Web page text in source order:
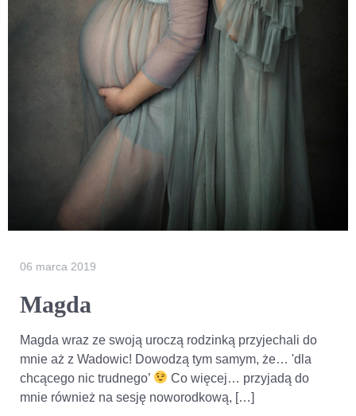
06 marca 2019
Magda
Magda wraz ze swoją uroczą rodzinką przyjechali do
mnie aż z Wadowic! Dowodzą tym samym, że… 'dla
chcącego nic trudnego’
Co więcej… przyjadą do
mnie również na sesję noworodkową, […]